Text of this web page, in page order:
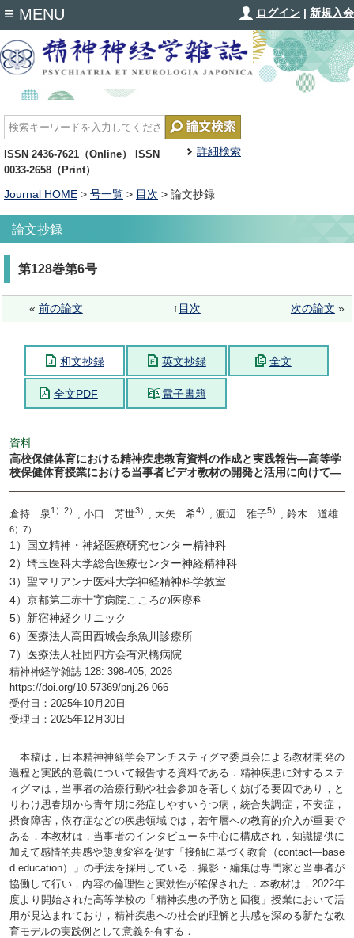
ログイン | 新規入会
詳細検索
ISSN 2436-7621（Online） ISSN
0033-2658（Print）
≡ MENU
Journal HOME > 号一覧 > 目次 > 論文抄録
論文抄録
第128巻第6号
« 前の論文 ↑ 目次 次の論文 »
和文抄録 英文抄録 全文
全文PDF 電子書籍
資料
高校保健体育における精神疾患教育資料の作成と実践報告―高等学
校保健体育授業における当事者ビデオ教材の開発と活用に向けて―
倉持 泉1）2） , 小口 芳世3） , 大矢 希4） , 渡辺 雅子5） , 鈴木 道雄
6）7）
1）国立精神・神経医療研究センター精神科
2）埼玉医科大学総合医療センター神経精神科
3）聖マリアンナ医科大学神経精神科学教室
4）京都第二赤十字病院こころの医療科
5）新宿神経クリニック
6）医療法人高田西城会糸魚川診療所
7）医療法人社団四方会有沢橋病院
精神神経学雑誌 128: 398-405, 2026
https://doi.org/10.57369/pnj.26-066
受付日：2025年10月20日
受理日：2025年12月30日
本稿は，日本精神神経学会アンチスティグマ委員会による教材開発の
過程と実践的意義について報告する資料である．精神疾患に対するステ
ィグマは，当事者の治療行動や社会参加を著しく妨げる要因であり，と
りわけ思春期から青年期に発症しやすいうつ病，統合失調症，不安症，
摂食障害，依存症などの疾患領域では，若年層への教育的介入が重要で
ある．本教材は，当事者のインタビューを中心に構成され，知識提供に
加えて感情的共感や態度変容を促す「接触に基づく教育（contact—base
d education）」の手法を採用している．撮影・編集は専門家と当事者が
協働して行い，内容の倫理性と実効性が確保された．本教材は，2022年
度より開始された高等学校の「精神疾患の予防と回復」授業において活
用が見込まれており，精神疾患への社会的理解と共感を深める新たな教
育モデルの実践例として意義を有する．